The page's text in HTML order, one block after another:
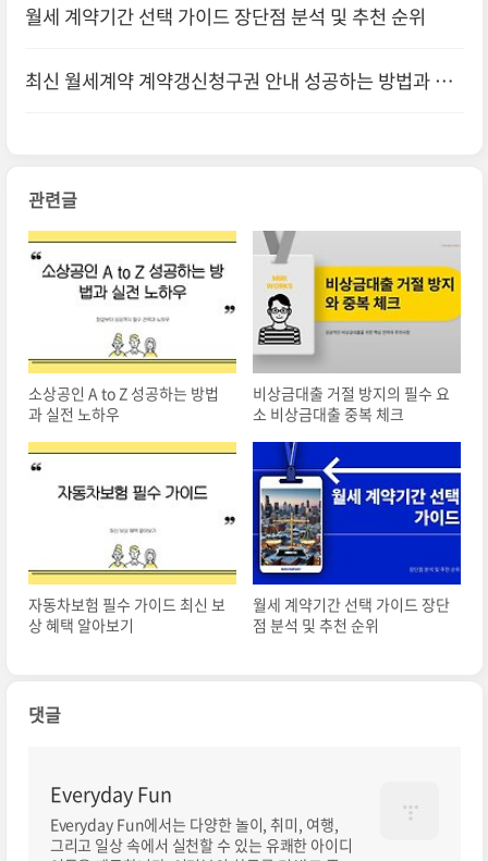
월세 계약기간 선택 가이드 장단점 분석 및 추천 순위
최신 월세계약 계약갱신청구권 안내 성공하는 방법과 실
관련글
소상공인 A to Z 성공하는 방법
과 실전 노하우
비상금대출 거절 방지의 필수 요
소 비상금대출 중복 체크
자동차보험 필수 가이드 최신 보
상 혜택 알아보기
월세 계약기간 선택 가이드 장단
점 분석 및 추천 순위
댓글
Everyday Fun
Everyday Fun에서는 다양한 놀이, 취미, 여행,
그리고 일상 속에서 실천할 수 있는 유쾌한 아이디